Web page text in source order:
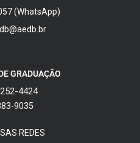
(WhatsApp)
GRADUAÇÃO
4424
9035
REDES